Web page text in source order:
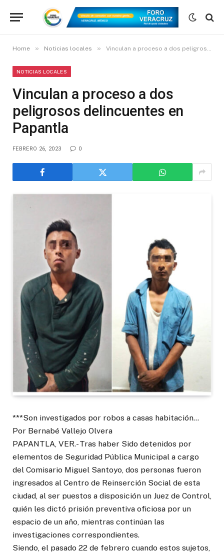
Home » Noticias locales » Vinculan a proceso a dos peligrosos delincuentes en Papantla
NOTICIAS LOCALES
Vinculan a proceso a dos
peligrosos delincuentes en
Papantla
FEBRERO 26, 2023 0
***Son investigados por robos a casas habitación…
Por Bernabé Vallejo Olvera
PAPANTLA, VER.- Tras haber Sido detenidos por
elementos de Seguridad Pública Municipal a cargo
del Comisario Miguel Santoyo, dos personas fueron
ingresados al Centro de Reinserción Social de esta
ciudad, al ser puestos a disposición un Juez de Control,
quién les dictó prisión preventiva oficiosa por un
espacio de un año, mientras continúan las
investigaciones correspondientes.
Siendo, el pasado 22 de febrero cuando estos sujetos,